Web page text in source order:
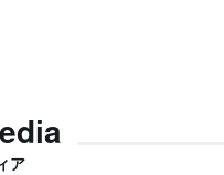
ア